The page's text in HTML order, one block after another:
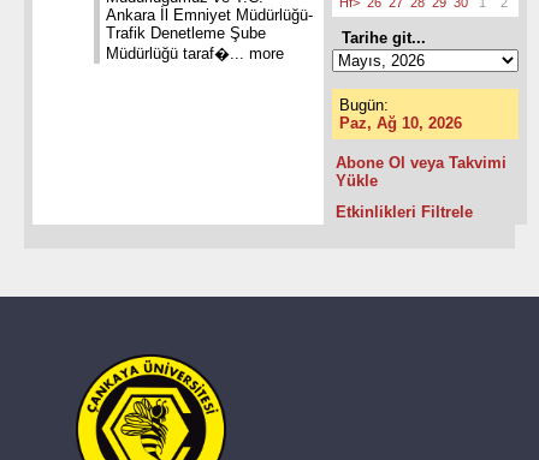
Ankara İl Emniyet Müdürlüğü-
Trafik Denetleme Şube
Müdürlüğü taraf�... more
Tarihe git...
Bugün:
Paz, Ağ 10, 2026
Abone Ol veya Takvimi
Yükle
Etkinlikleri Filtrele